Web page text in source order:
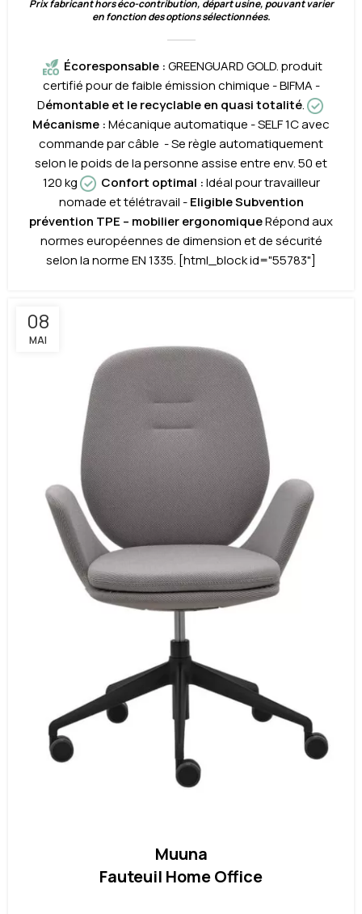
Prix fabricant hors éco-contribution, départ usine, pouvant varier
en fonction des options sélectionnées.
Écoresponsable:GREENGUARD GOLD. produit
certifié pour de faible émission chimique - BIFMA -
Démontable et le recyclable en quasi totalité.
Mécanisme :Mécanique automatique - SELF 1C avec
commande par câble - Se règle automatiquement
selon le poids de la personne assise entre env. 50 et
120 kg
Confort optimal :Idéal pour travailleur
nomade et télétravail -Eligible Subvention
prévention TPE – mobilier ergonomiqueRépond aux
normes européennes de dimension et de sécurité
selon la norme EN 1335. [html_block id="55783"]
08
MAI
Muuna
Fauteuil Home Office